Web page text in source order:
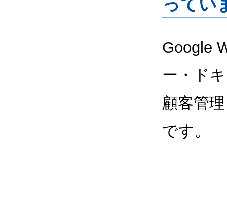
Google
ー・ド
顧客管
です。